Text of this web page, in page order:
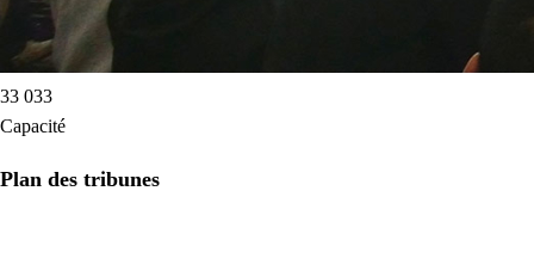
33 033
Capacité
Plan des tribunes